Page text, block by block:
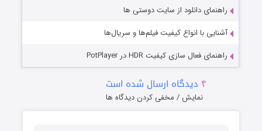
راهنمای دانلود از سایت دوستی ها
آشنایی با انواع کیفیت فیلم‌ها و سریال‌ها
راهنمای فعال سازی کیفیت HDR در PotPlayer
۴ دیدگاه ارسال شده است
نمایش / مخفی کردن دیدگاه ها